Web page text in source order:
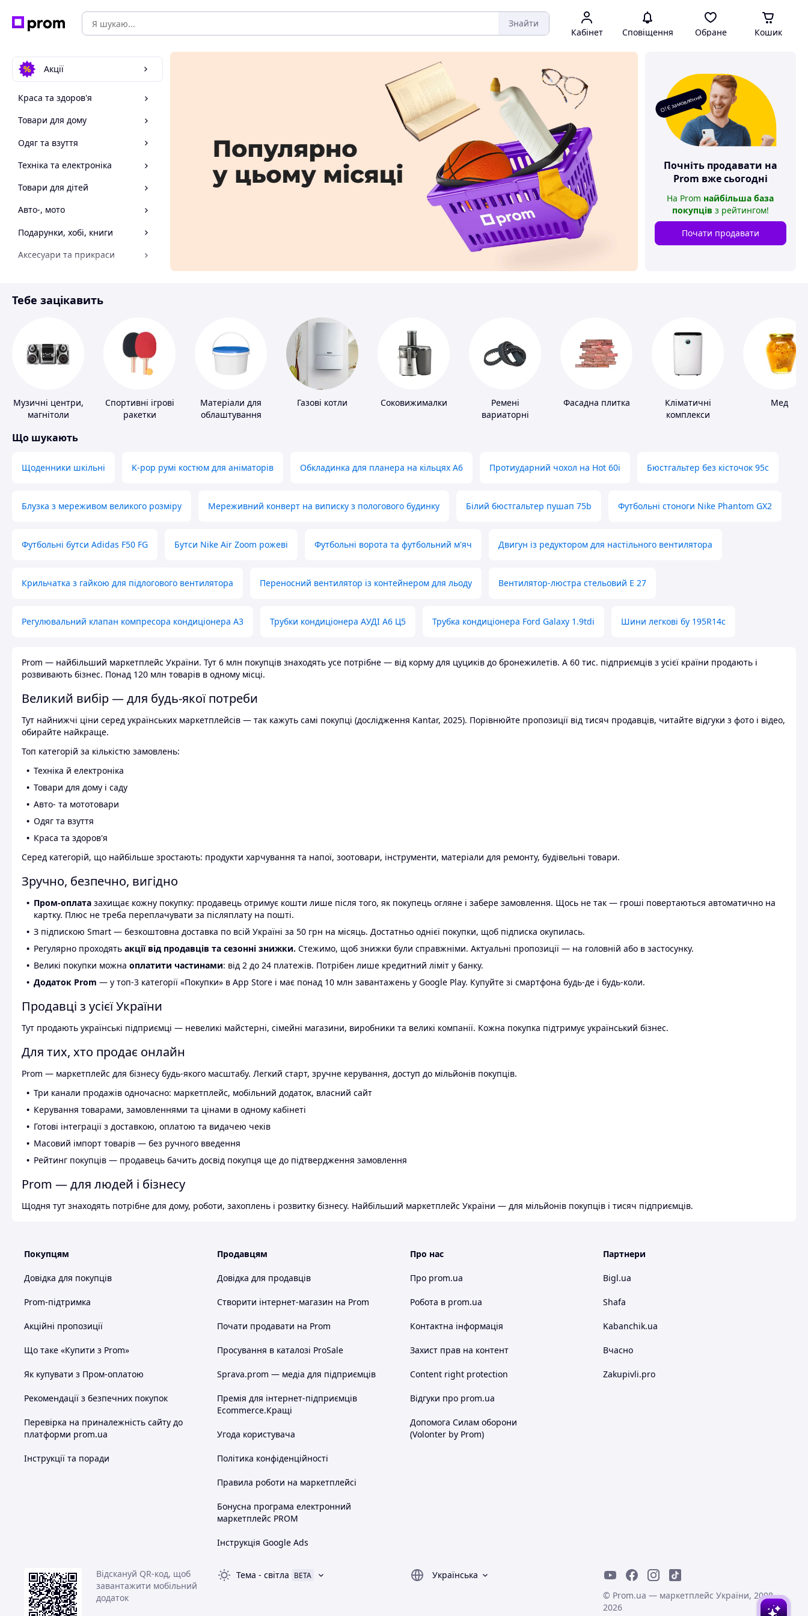
Знайти
Кабінет Сповіщення Обране Кошик
Акції
Краса та здоров'я
Товари для дому
Одяг та взуття
Техніка та електроніка
Товари для дітей
Авто-, мото
Подарунки, хобі, книги
Аксесуари та прикраси
Спорт і відпочинок
О! Є замовлення
Почніть продавати на
Prom вже сьогодні
На Prom найбільша база
покупців з рейтингом!
Почати продавати
Тебе зацікавить
Музичні центри,
магнітоли
Спортивні ігрові
ракетки
Матеріали для
облаштування
Газові котли Соковижималки
Ремені
вариаторні
Фасадна плитка
Кліматичні
комплекси
Мед
Що шукають
Щоденники шкільні K-pop румі костюм для аніматорів Обкладинка для планера на кільцях А6 Протиударний чохол на Hot 60i Бюстгальтер без кісточок 95с
Блузка з мереживом великого розміру Мереживний конверт на виписку з пологового будинку Білий бюстгальтер пушап 75b Футбольні стоноги Nike Phantom GX2
Футбольні бутси Adidas F50 FG Бутси Nike Air Zoom рожеві Футбольні ворота та футбольний м'яч Двигун із редуктором для настільного вентилятора
Крильчатка з гайкою для підлогового вентилятора Переносний вентилятор із контейнером для льоду Вентилятор-люстра стельовий E 27
Регулювальний клапан компресора кондиціонера А3 Трубки кондиціонера АУДІ А6 Ц5 Трубка кондиціонера Ford Galaxy 1.9tdi Шини легкові бу 195R14c
Prom — найбільший маркетплейс України. Тут 6 млн покупців знаходять усе потрібне — від корму для цуциків до бронежилетів. А 60 тис. підприємців з усієї країни продають і
розвивають бізнес. Понад 120 млн товарів в одному місці.
Великий вибір — для будь-якої потреби
Тут найнижчі ціни серед українських маркетплейсів — так кажуть самі покупці (дослідження Kantar, 2025). Порівнюйте пропозиції від тисяч продавців, читайте відгуки з фото і відео,
обирайте найкраще.
Топ категорій за кількістю замовлень:
Техніка й електроніка
Товари для дому і саду
Авто- та мототовари
Одяг та взуття
Краса та здоров'я
Серед категорій, що найбільше зростають: продукти харчування та напої, зоотовари, інструменти, матеріали для ремонту, будівельні товари.
Зручно, безпечно, вигідно
Пром-оплата захищає кожну покупку: продавець отримує кошти лише після того, як покупець огляне і забере замовлення. Щось не так — гроші повертаються автоматично на
картку. Плюс не треба переплачувати за післяплату на пошті.
З підпискою Smart — безкоштовна доставка по всій Україні за 50 грн на місяць. Достатньо однієї покупки, щоб підписка окупилась.
Регулярно проходять акції від продавців та сезонні знижки. Стежимо, щоб знижки були справжніми. Актуальні пропозиції — на головній або в застосунку.
Великі покупки можна оплатити частинами: від 2 до 24 платежів. Потрібен лише кредитний ліміт у банку.
Додаток Prom — у топ-3 категорії «Покупки» в App Store і має понад 10 млн завантажень у Google Play. Купуйте зі смартфона будь-де і будь-коли.
Продавці з усієї України
Тут продають українські підприємці — невеликі майстерні, сімейні магазини, виробники та великі компанії. Кожна покупка підтримує український бізнес.
Для тих, хто продає онлайн
Prom — маркетплейс для бізнесу будь-якого масштабу. Легкий старт, зручне керування, доступ до мільйонів покупців.
Три канали продажів одночасно: маркетплейс, мобільний додаток, власний сайт
Керування товарами, замовленнями та цінами в одному кабінеті
Готові інтеграції з доставкою, оплатою та видачею чеків
Масовий імпорт товарів — без ручного введення
Рейтинг покупців — продавець бачить досвід покупця ще до підтвердження замовлення
Prom — для людей і бізнесу
Щодня тут знаходять потрібне для дому, роботи, захоплень і розвитку бізнесу. Найбільший маркетплейс України — для мільйонів покупців і тисяч підприємців.
Покупцям
Довідка для покупців
Prom-підтримка
Акційні пропозиції
Що таке «Купити з Prom»
Як купувати з Пром-оплатою
Рекомендації з безпечних покупок
Перевірка на приналежність сайту до
платформи prom.ua
Інструкції та поради
Продавцям
Довідка для продавців
Створити інтернет-магазин на Prom
Почати продавати на Prom
Просування в каталозі ProSale
Sprava.prom — медіа для підприємців
Премія для інтернет-підприємців
Ecommerce.Кращі
Угода користувача
Політика конфіденційності
Правила роботи на маркетплейсі
Бонусна програма електронний
маркетплейс PROM
Інструкція Google Ads
Про нас
Про prom.ua
Робота в prom.ua
Контактна інформація
Захист прав на контент
Content right protection
Відгуки про prom.ua
Допомога Силам оборони
(Volonter by Prom)
Партнери
Bigl.ua
Shafa
Kabanchik.ua
Вчасно
Zakupivli.pro
Відскануй QR-код, щоб
завантажити мобільний
додаток
Тема - світла BETA
Українська
© Prom.ua — маркетплейс України, 2008-
2026